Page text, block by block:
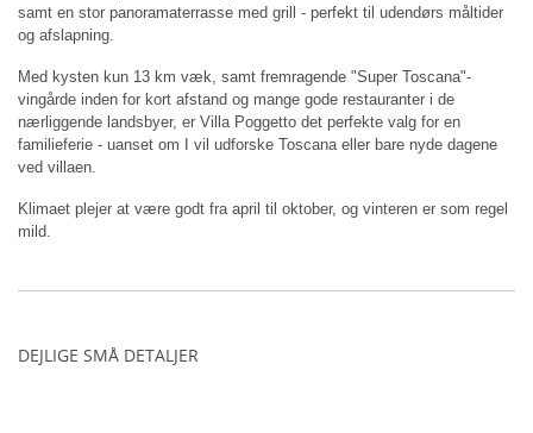
samt en stor panoramaterrasse med grill - perfekt til udendørs måltider
og afslapning.
Med kysten kun 13 km væk, samt fremragende "Super Toscana"-
vingårde inden for kort afstand og mange gode restauranter i de
nærliggende landsbyer, er Villa Poggetto det perfekte valg for en
familieferie - uanset om I vil udforske Toscana eller bare nyde dagene
ved villaen.
Klimaet plejer at være godt fra april til oktober, og vinteren er som regel
mild.
DEJLIGE SMÅ DETALJER